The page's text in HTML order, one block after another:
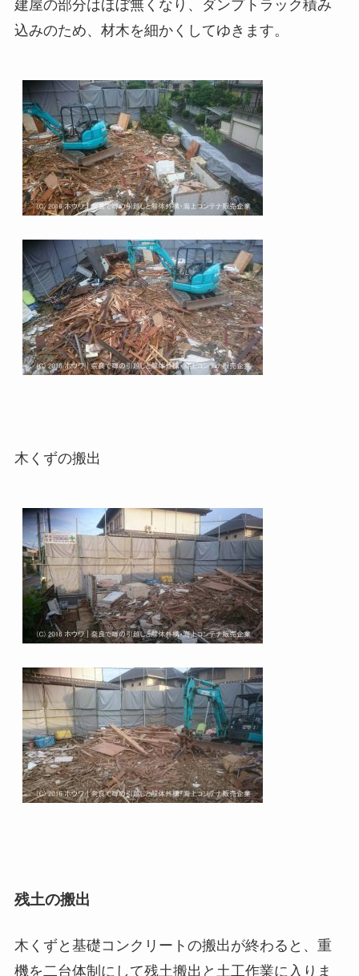
建屋の部分はほぼ無くなり、ダンプトラック積み
込みのため、材木を細かくしてゆきます。
木くずの搬出
残土の搬出
木くずと基礎コンクリートの搬出が終わると、重
機を二台体制にして残土搬出と土工作業に入りま